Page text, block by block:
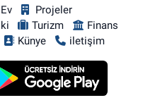
Projeler
Turizm
Finans
Künye iletişim